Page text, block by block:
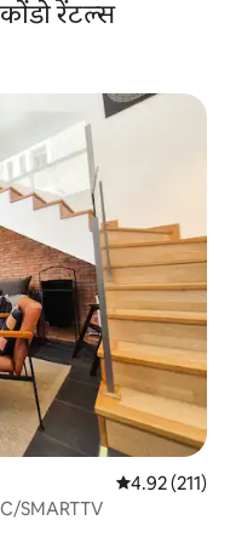
रेंटल्स
5 पैकी 4.92
4.92 (211)
SMARTTV